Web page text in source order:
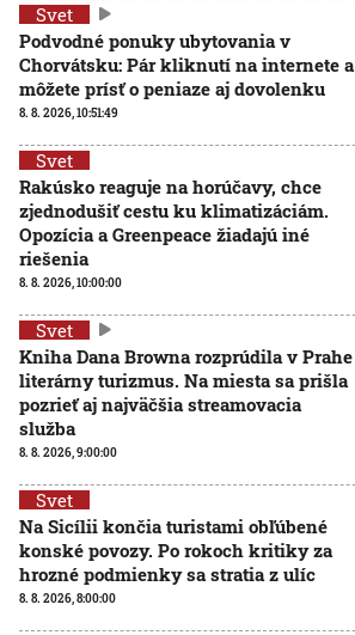
Svet
Podvodné ponuky ubytovania v
Chorvátsku: Pár kliknutí na internete a
môžete prísť o peniaze aj dovolenku
8. 8. 2026, 10:51:49
Svet
Rakúsko reaguje na horúčavy, chce
zjednodušiť cestu ku klimatizáciám.
Opozícia a Greenpeace žiadajú iné
riešenia
8. 8. 2026, 10:00:00
Svet
Kniha Dana Browna rozprúdila v Prahe
literárny turizmus. Na miesta sa prišla
pozrieť aj najväčšia streamovacia
služba
8. 8. 2026, 9:00:00
Svet
Na Sicílii končia turistami obľúbené
konské povozy. Po rokoch kritiky za
hrozné podmienky sa stratia z ulíc
8. 8. 2026, 8:00:00